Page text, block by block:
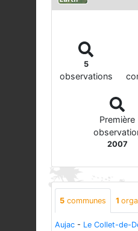
5
observations
Première
2007
5 communes 1
Aujac - Le Collet-de-